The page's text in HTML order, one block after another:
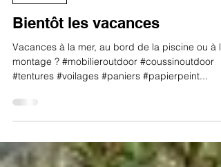
trilogis2
14 juil. 2022
Outdoor
Bientôt les vacances
Vacances à la mer, au bord de la piscine ou à la
#tentures #voilages #paniers #papierpeint...